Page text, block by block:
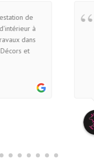
de
à
dans
et